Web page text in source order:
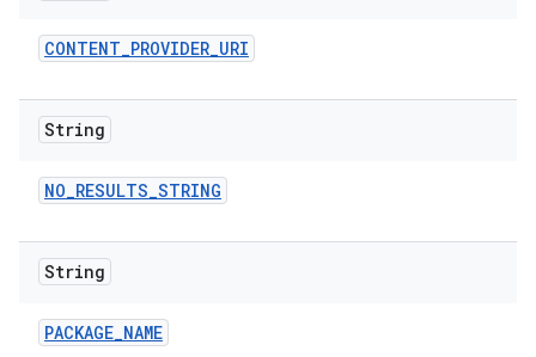
CONTENT_PROVIDER_URI
String
NO_RESULTS_STRING
String
PACKAGE_NAME